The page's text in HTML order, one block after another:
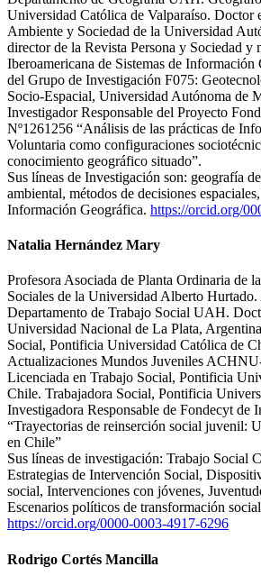
Universidad Católica de Valparaíso. Doctor
Ambiente y Sociedad de la Universidad
director de la Revista Persona y Sociedad y
Iberoamericana de Sistemas de
del Grupo de Investigación F075:
Socio-Espacial, Universidad Autónoma de
Investigador Responsable del Proyecto
Nº1261256 “Análisis de las prácticas de
Voluntaria como configuraciones
conocimiento geográfico situado”.
Sus líneas de Investigación son: geografía
ambiental, métodos de decisiones
Información Geográfica. https://orcid.org/
Natalia Hernández Mary
Profesora Asociada de Planta Ordinaria de
Sociales de la Universidad Alberto
Departamento de Trabajo Social UAH.
Universidad Nacional de La Plata,
Social, Pontificia Universidad Católica de
Actualizaciones Mundos Juveniles
Licenciada en Trabajo Social, Pontificia
Chile. Trabajadora Social, Pontificia
Investigadora Responsable de Fondecyt de
“Trayectorias de reinserción social juvenil:
en Chile”
Sus líneas de investigación: Trabajo Social
Estrategias de Intervención Social,
social, Intervenciones con jóvenes,
Escenarios políticos de transformación
https://orcid.org/0000-0003-4917-6296
Rodrigo Cortés Mancilla